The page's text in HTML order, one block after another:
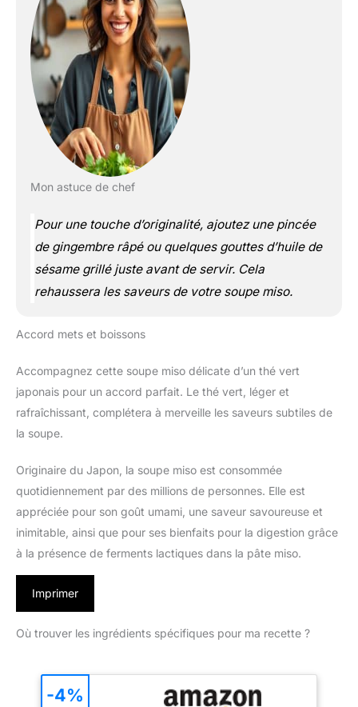
Mon astuce de chef
Pour une touche d’originalité, ajoutez une pincée
de gingembre râpé ou quelques gouttes d’huile de
sésame grillé juste avant de servir. Cela
rehaussera les saveurs de votre soupe miso.
Accord mets et boissons
Accompagnez cette soupe miso délicate d’un thé vert
japonais pour un accord parfait. Le thé vert, léger et
rafraîchissant, complétera à merveille les saveurs subtiles de
la soupe.
Originaire du Japon, la soupe miso est consommée
quotidiennement par des millions de personnes. Elle est
appréciée pour son goût umami, une saveur savoureuse et
inimitable, ainsi que pour ses bienfaits pour la digestion grâce
à la présence de ferments lactiques dans la pâte miso.
Imprimer
Où trouver les ingrédients spécifiques pour ma recette ?
-4%